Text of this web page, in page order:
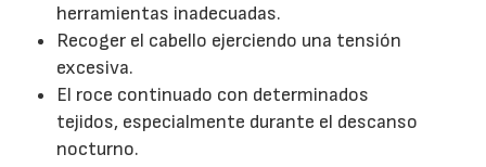
herramientas inadecuadas.
Recoger el cabello ejerciendo una tensión
excesiva.
El roce continuado con determinados
tejidos, especialmente durante el descanso
nocturno.